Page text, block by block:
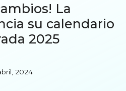
La
su calendario
2025
2024